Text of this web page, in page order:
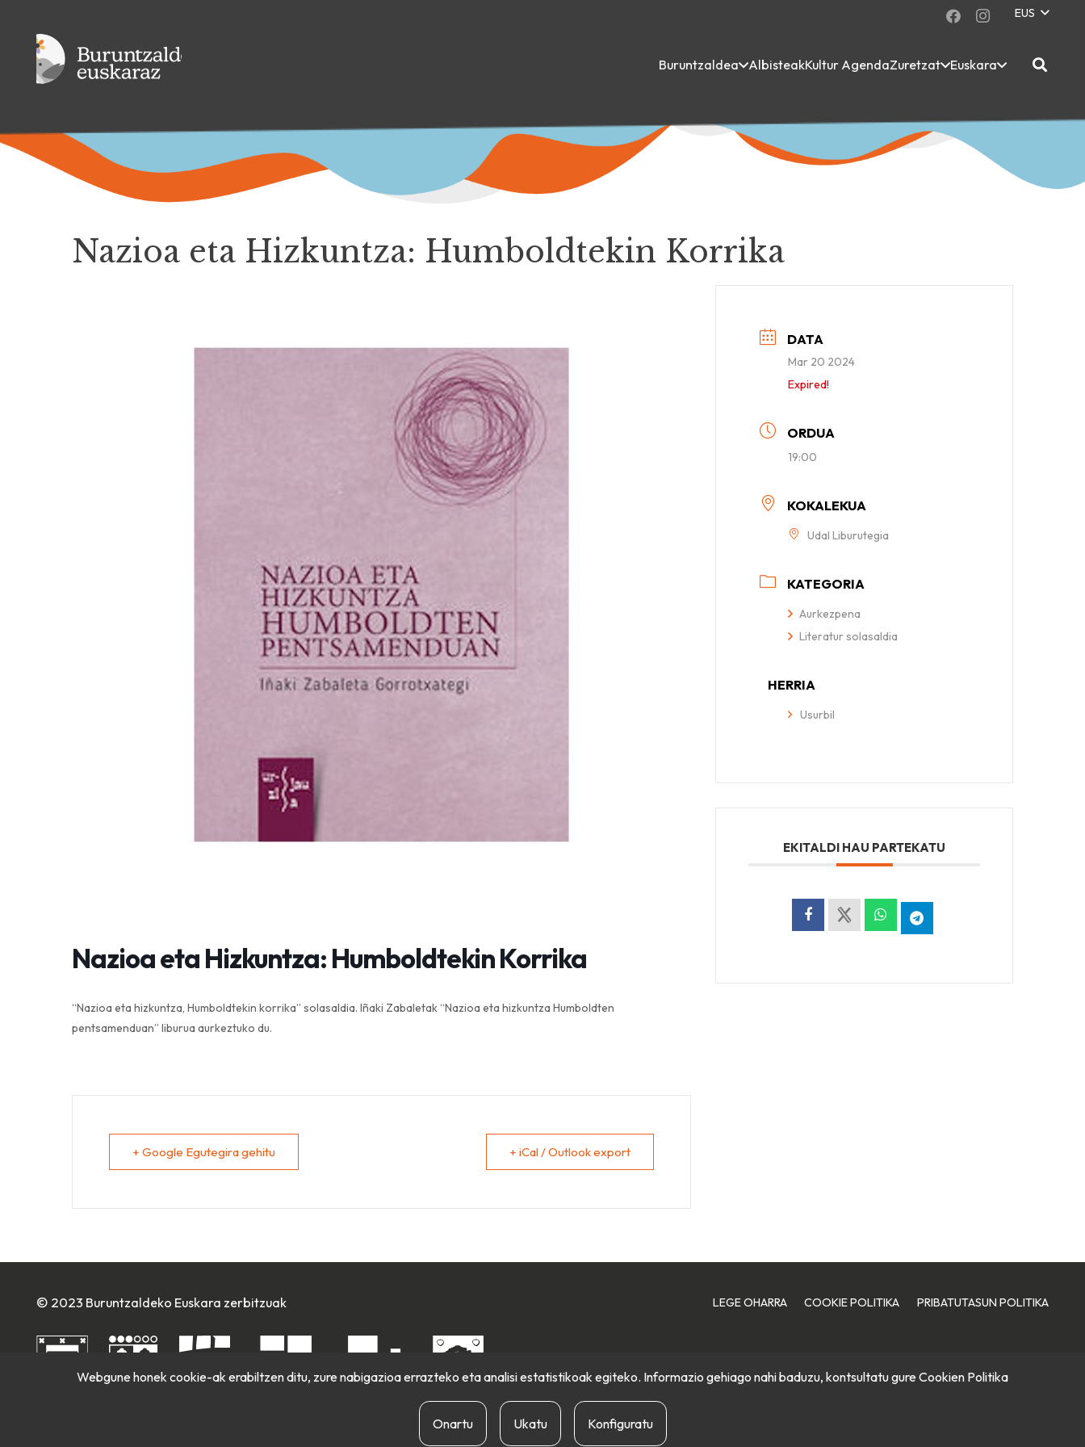
EUS
Buruntzaldea AlbisteakKultur AgendaZuretzat Euskara
Nazioa eta Hizkuntza: Humboldtekin Korrika
Nazioa eta Hizkuntza: Humboldtekin Korrika
“Nazioa eta hizkuntza, Humboldtekin korrika” solasaldia. Iñaki Zabaletak “Nazioa eta hizkuntza Humboldten
pentsamenduan” liburua aurkeztuko du.
+ Google Egutegira gehitu + iCal / Outlook export
DATA
Mar 20 2024
Expired!
ORDUA
19:00
KOKALEKUA
Udal Liburutegia
KATEGORIA
Aurkezpena
Literatur solasaldia
HERRIA
Usurbil
EKITALDI HAU PARTEKATU
© 2023 Buruntzaldeko Euskara zerbitzuak LEGE OHARRA COOKIE POLITIKA PRIBATUTASUN POLITIKA
Webgune honek cookie-ak erabiltzen ditu, zure nabigazioa errazteko eta analisi estatistikoak egiteko. Informazio gehiago nahi baduzu, kontsultatu gure Cookien Politika
Onartu Ukatu Konfiguratu